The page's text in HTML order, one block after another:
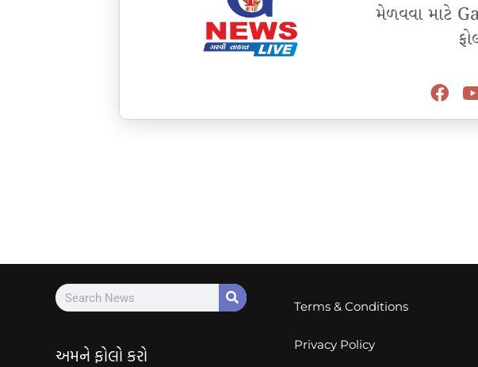
મેળવવા માટે
અમને ફોલો કરો
Terms & Conditions
Privacy Policy